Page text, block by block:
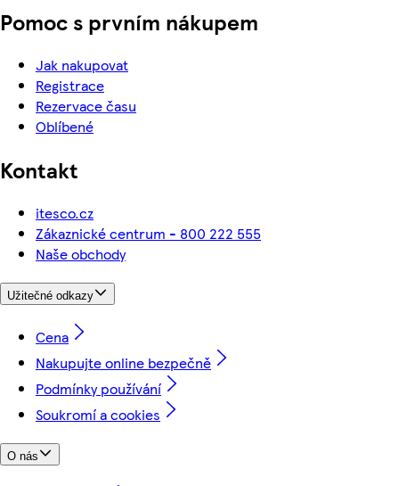
Pomoc s prvním nákupem
Jak nakupovat
Registrace
Rezervace času
Oblíbené
Kontakt
itesco.cz
Zákaznické centrum - 800 222 555
Naše obchody
Užitečné odkazy
Cena
Nakupujte online bezpečně
Podmínky používání
Soukromí a cookies
O nás